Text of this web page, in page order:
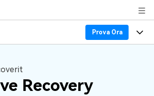
Prova Ora
Recovery